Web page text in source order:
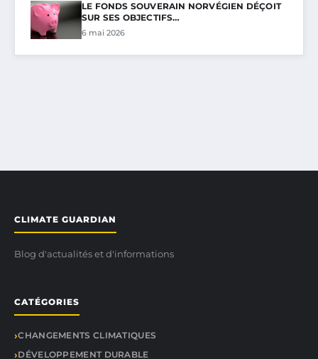
LE FONDS SOUVERAIN NORVÉGIEN DÉÇOIT
SUR SES OBJECTIFS…
6 mai 2026
CLIMATE GUARDIAN
Blog d'actualités et d'informations
CATÉGORIES
CHANGEMENTS CLIMATIQUES
DÉVELOPPEMENT DURABLE